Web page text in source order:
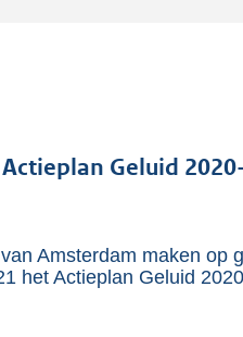
r
Geluid
Amsterdam maken op
het Actieplan Geluid